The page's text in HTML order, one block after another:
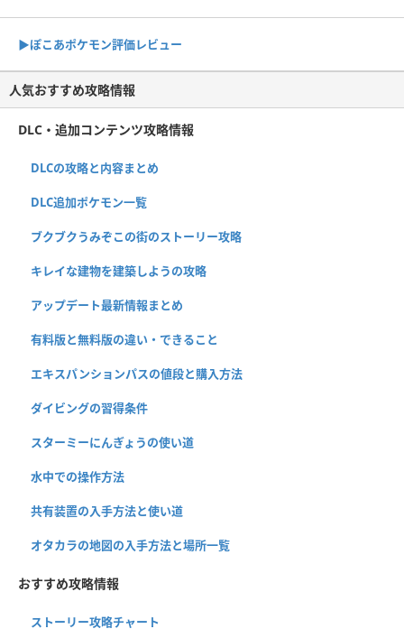
▶︎ぽこあポケモン評価レビュー
人気おすすめ攻略情報
DLC・追加コンテンツ攻略情報
DLCの攻略と内容まとめ
DLC追加ポケモン一覧
ブクブクうみぞこの街のストーリー攻略
キレイな建物を建築しようの攻略
アップデート最新情報まとめ
有料版と無料版の違い・できること
エキスパンションパスの値段と購入方法
ダイビングの習得条件
スターミーにんぎょうの使い道
水中での操作方法
共有装置の入手方法と使い道
オタカラの地図の入手方法と場所一覧
おすすめ攻略情報
ストーリー攻略チャート